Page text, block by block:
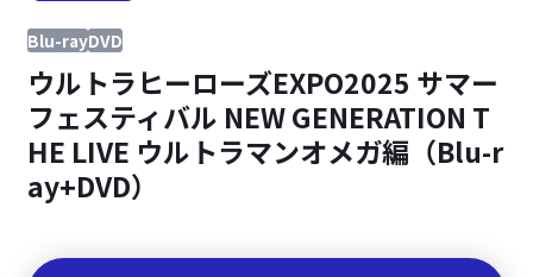
Blu-rayDVD
ウルトラヒーローズEXPO2025 サマー
フェスティバル NEW GENERATION T
HE LIVE ウルトラマンオメガ編（Blu-r
ay+DVD）